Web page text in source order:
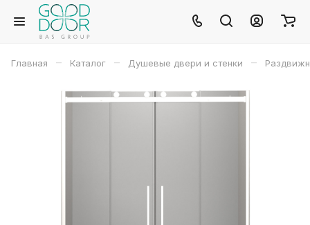
Главная – Каталог – Душевые двери и стенки –